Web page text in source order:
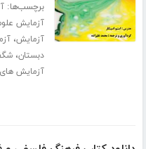
برچسب‌ها:
آزمایش
آزمایش،
دبستان،
آزمایش